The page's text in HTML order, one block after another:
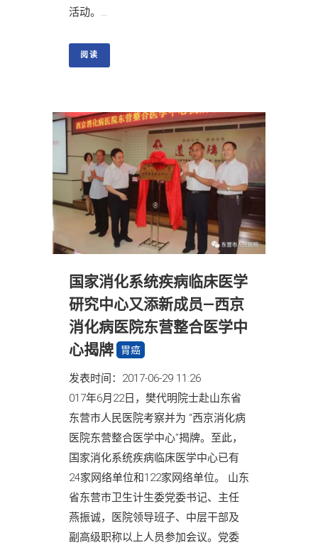
活动。...
阅读
国家消化系统疾病临床医学
研究中心又添新成员—西京
消化病医院东营整合医学中
心揭牌
胃癌
发表时间：2017-06-29 11:26
017年6月22日，樊代明院士赴山东省
东营市人民医院考察并为 “西京消化病
医院东营整合医学中心”揭牌。至此，
国家消化系统疾病临床医学中心已有
24家网络单位和122家网络单位。 山东
省东营市卫生计生委党委书记、主任
燕振诚，医院领导班子、中层干部及
副高级职称以上人员参加会议。党委